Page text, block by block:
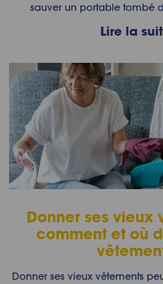
sauver un portable tombé
Lire la
Donner ses vieux
comment et où
Donner ses vieux vêtements